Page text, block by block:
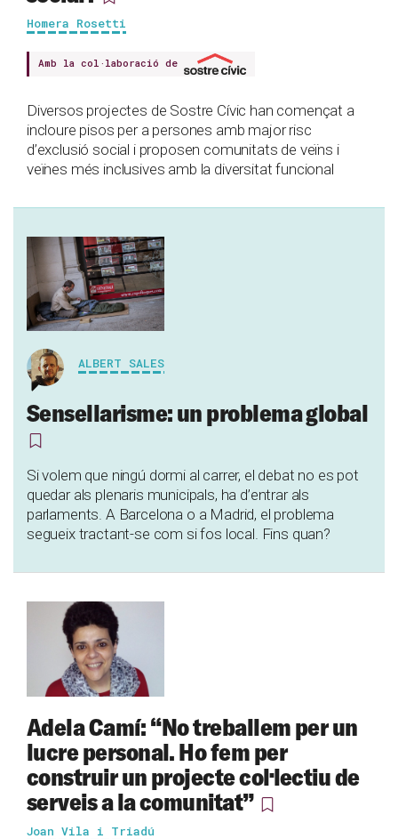
Homera Rosetti
Amb la col·laboració de
Diversos projectes de Sostre Cívic han començat a
incloure pisos per a persones amb major risc
d’exclusió social i proposen comunitats de veïns i
veïnes més inclusives amb la diversitat funcional
ALBERT SALES
Sensellarisme: un problema global
Si volem que ningú dormi al carrer, el debat no es pot
quedar als plenaris municipals, ha d’entrar als
parlaments. A Barcelona o a Madrid, el problema
segueix tractant-se com si fos local. Fins quan?
Adela Camí: “No treballem per un
lucre personal. Ho fem per
construir un projecte col·lectiu de
serveis a la comunitat”
Joan Vila i Triadú